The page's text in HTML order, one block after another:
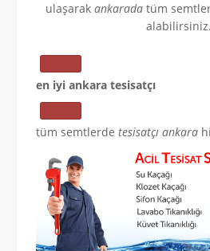
ulaşarak ankarada tüm
alabilirsiniz.
en iyi ankara tesisatçı
tüm semtlerde tesisatçı ankara